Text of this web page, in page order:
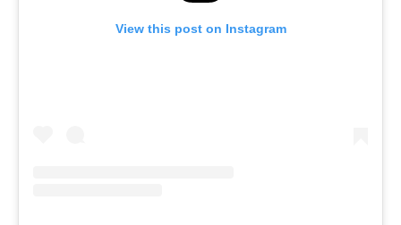
View this post on Instagram